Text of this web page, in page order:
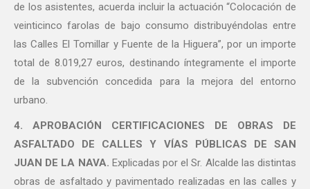
de los asistentes, acuerda incluir la actuación “Colocación de
veinticinco farolas de bajo consumo distribuyéndolas entre
las Calles El Tomillar y Fuente de la Higuera”, por un importe
total de 8.019,27 euros, destinando íntegramente el importe
de la subvención concedida para la mejora del entorno
urbano.
4. APROBACIÓN CERTIFICACIONES DE OBRAS DE
ASFALTADO DE CALLES Y VÍAS PÚBLICAS DE SAN
JUAN DE LA NAVA. Explicadas por el Sr. Alcalde las distintas
obras de asfaltado y pavimentado realizadas en las calles y